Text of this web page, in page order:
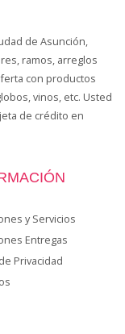
de Asunción,
ramos, arreglos
con productos
vinos, etc. Usted
de crédito en
y Servicios
Entregas
Privacidad